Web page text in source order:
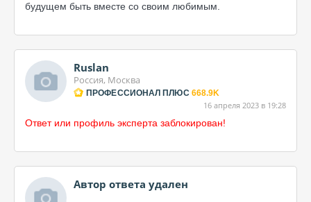
будущем быть вместе со своим любимым.
Ruslan
Россия, Москва
ПРОФЕССИОНАЛ ПЛЮС 668.9K
16 апреля 2023 в 19:28
Ответ или профиль эксперта заблокирован!
Автор ответа удален